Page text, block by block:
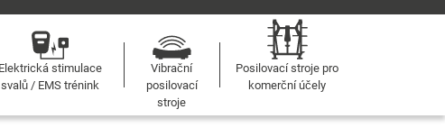
Elektrická stimulace
svalů / EMS trénink
Vibrační
posilovací
stroje
Posilovací stroje pro
komerční účely